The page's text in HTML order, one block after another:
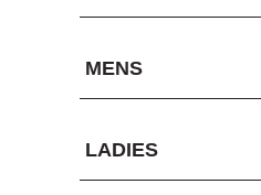
MENS
LADIES